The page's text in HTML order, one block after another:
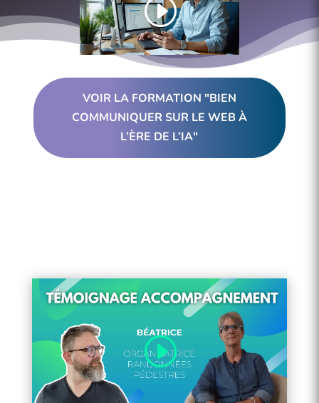
VOIR LA FORMATION "BIEN
COMMUNIQUER SUR LE WEB À
L’ÈRE DE L’IA"